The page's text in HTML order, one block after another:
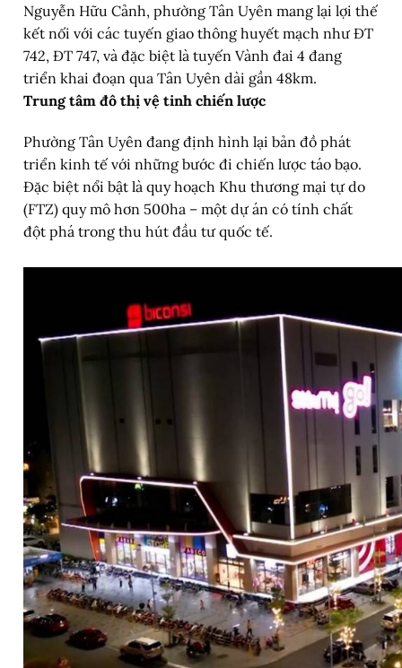
Nguyễn Hữu Cảnh, phường Tân Uyên mang lại lợi thế
kết nối với các tuyến giao thông huyết mạch như ĐT
742, ĐT 747, và đặc biệt là tuyến Vành đai 4 đang
triển khai đoạn qua Tân Uyên dài gần 48km.
Trung tâm đô thị vệ tinh chiến lược
Phường Tân Uyên đang định hình lại bản đồ phát
triển kinh tế với những bước đi chiến lược táo bạo.
Đặc biệt nổi bật là quy hoạch Khu thương mại tự do
(FTZ) quy mô hơn 500ha – một dự án có tính chất
đột phá trong thu hút đầu tư quốc tế.